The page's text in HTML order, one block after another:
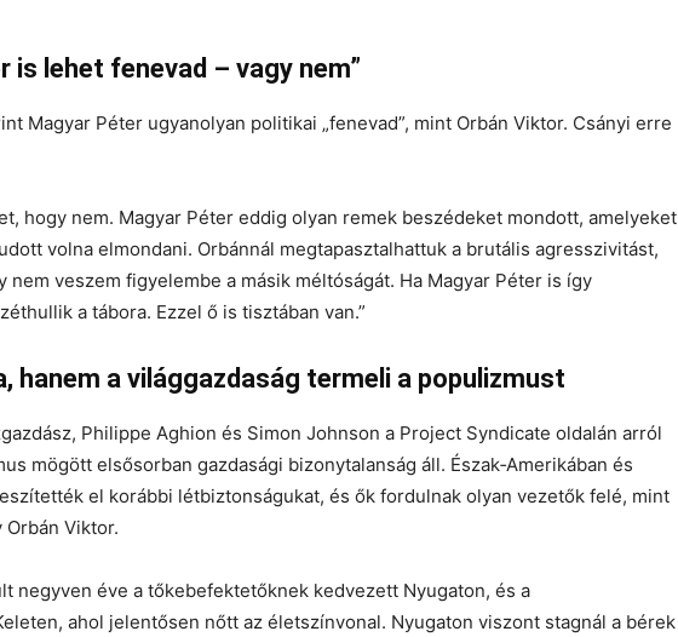
is lehet fenevad – vagy nem”
Magyar Péter ugyanolyan politikai „fenevad”, mint Orbán Viktor. Csányi erre
hogy nem. Magyar Péter eddig olyan remek beszédeket mondott, amelyeket
volna elmondani. Orbánnál megtapasztalhattuk a brutális agresszivitást,
nem veszem figyelembe a másik méltóságát. Ha Magyar Péter is így
a tábora. Ezzel ő is tisztában van.”
hanem a világgazdaság termeli a populizmust
Philippe Aghion és Simon Johnson a Project Syndicate oldalán arról
mögött elsősorban gazdasági bizonytalanság áll. Észak‑Amerikában és
el korábbi létbiztonságukat, és ők fordulnak olyan vezetők felé, mint
Orbán Viktor.
negyven éve a tőkebefektetőknek kedvezett Nyugaton, és a
ahol jelentősen nőtt az életszínvonal. Nyugaton viszont stagnál a bérek